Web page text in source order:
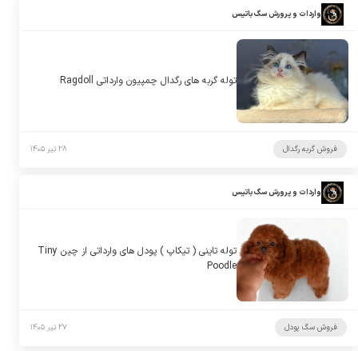
واردات و پرورش سگ باتیس
توله گربه های رگدال چمپیون وارداتی Ragdoll
فروش گربه رگدال ۲۸ تیر ۱۴۰۵
واردات و پرورش سگ باتیس
توله تاینی ( تیکاپ ) پودل های وارداتی از چین Tiny
Poodle
فروش سگ پودل ۲۷ تیر ۱۴۰۵